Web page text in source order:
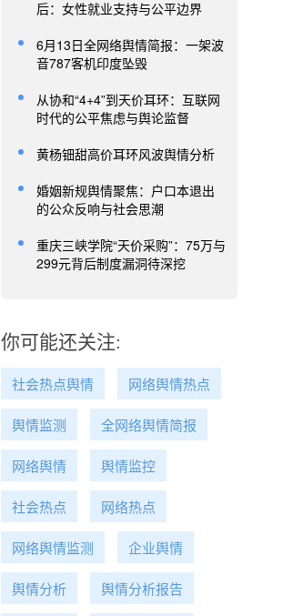
后：女性就业支持与公平边界
6月13日全网络舆情简报：一架波
音787客机印度坠毁
从协和“4+4”到天价耳环：互联网
时代的公平焦虑与舆论监督
黄杨钿甜高价耳环风波舆情分析
婚姻新规舆情聚焦：户口本退出
的公众反响与社会思潮
重庆三峡学院“天价采购”：75万与
299元背后制度漏洞待深挖
你可能还关注:
社会热点舆情 网络舆情热点
舆情监测 全网络舆情简报
网络舆情 舆情监控
社会热点 网络热点
网络舆情监测 企业舆情
舆情分析 舆情分析报告